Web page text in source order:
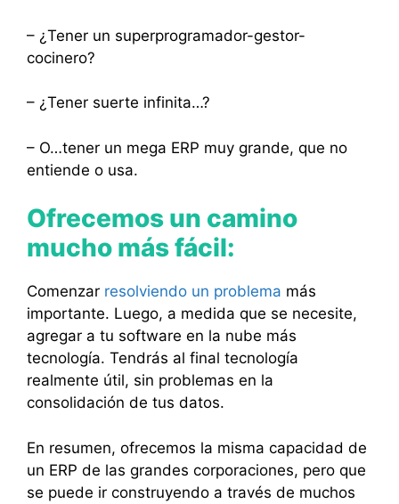
– ¿Tener un superprogramador-gestor-
cocinero?
– ¿Tener suerte infinita…?
– O…tener un mega ERP muy grande, que no
entiende o usa.
Ofrecemos un camino
mucho más fácil:
Comenzar resolviendo un problema más
importante. Luego, a medida que se necesite,
agregar a tu software en la nube más
tecnología. Tendrás al final tecnología
realmente útil, sin problemas en la
consolidación de tus datos.
En resumen, ofrecemos la misma capacidad de
un ERP de las grandes corporaciones, pero que
se puede ir construyendo a través de muchos